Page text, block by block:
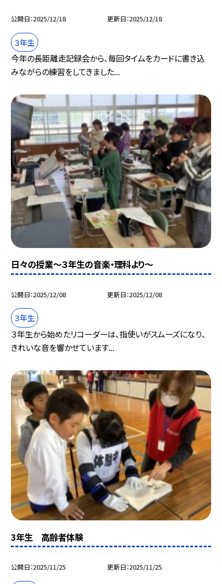
公開日 2025/12/18 更新日 2025/12/18
３年生
今年の長距離走記録会から、毎回タイムをカードに書き込
みながらの練習をしてきました...
日々の授業～３年生の音楽・理科より～
公開日 2025/12/08 更新日 2025/12/08
３年生
３年生から始めたリコーダーは、指使いがスムーズになり、
きれいな音を響かせています...
3年生 高齢者体験
公開日 2025/11/25 更新日 2025/11/25